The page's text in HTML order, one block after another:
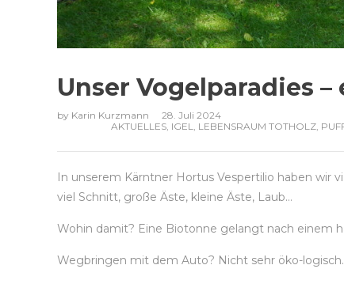
Unser Vogelparadies –
by Karin Kurzmann
28. Juli 2024
AKTUELLES, IGEL, LEBENSRAUM TOTHOLZ,
In unserem Kärntner Hortus Vespertilio haben wir
viel Schnitt, große Äste, kleine Äste, Laub…
Wohin damit? Eine Biotonne gelangt nach einem
Wegbringen mit dem Auto? Nicht sehr öko-logisch.